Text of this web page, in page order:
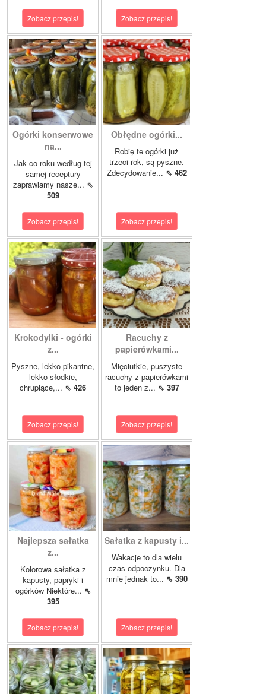
Zobacz przepis! Zobacz przepis!
Ogórki konserwowe
na...
Jak co roku według tej
samej receptury
zaprawiamy nasze... ⇖
509
Zobacz przepis!
Obłędne ogórki...
Robię te ogórki już
trzeci rok, są pyszne.
Zdecydowanie... ⇖ 462
Zobacz przepis!
Krokodylki - ogórki
z...
Pyszne, lekko pikantne,
lekko słodkie,
chrupiące,... ⇖ 426
Zobacz przepis!
Racuchy z
papierówkami...
Mięciutkie, puszyste
racuchy z papierówkami
to jeden z... ⇖ 397
Zobacz przepis!
Najlepsza sałatka
z...
Kolorowa sałatka z
kapusty, papryki i
ogórków Niektóre... ⇖
395
Zobacz przepis!
Sałatka z kapusty i...
Wakacje to dla wielu
czas odpoczynku. Dla
mnie jednak to... ⇖ 390
Zobacz przepis!